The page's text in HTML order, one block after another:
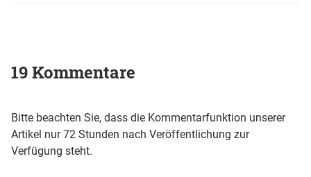
19 Kommentare
Bitte beachten Sie, dass die Kommentarfunktion unserer
Artikel nur 72 Stunden nach Veröffentlichung zur
Verfügung steht.